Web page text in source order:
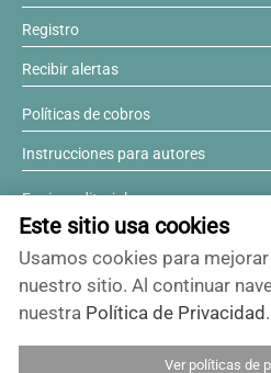
Este sitio usa cookies
Usamos cookies para
nuestro sitio. Al continuar
nuestra Política de Privacidad.
Ver políticas de
Registro
Recibir alertas
Políticas de cobros
Instrucciones para autores
Equipo editorial
Comité editorial
¿Desea ser revisor?
Contactos y soporte